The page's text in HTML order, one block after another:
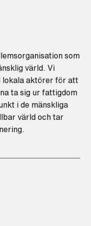
som
värld. Vi
lokala aktörer för att
ta sig ur fattigdom
i de mänskliga
värld och tar